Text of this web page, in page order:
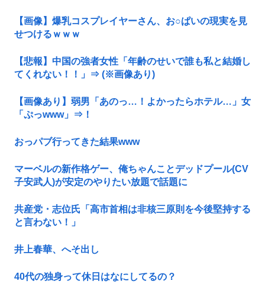
【画像】爆乳コスプレイヤーさん、お○ぱいの現実を見
せつけるｗｗｗ
【悲報】中国の強者女性「年齢のせいで誰も私と結婚し
てくれない！！」⇒ (※画像あり)
【画像あり】弱男「あのっ…！よかったらホテル…」女
「ぷっwww」⇒！
おっパブ行ってきた結果www
マーベルの新作格ゲー、俺ちゃんことデッドプール(CV
子安武人)が安定のやりたい放題で話題に
共産党・志位氏「高市首相は非核三原則を今後堅持する
と言わない！」
井上春華、へそ出し
40代の独身って休日はなにしてるの？